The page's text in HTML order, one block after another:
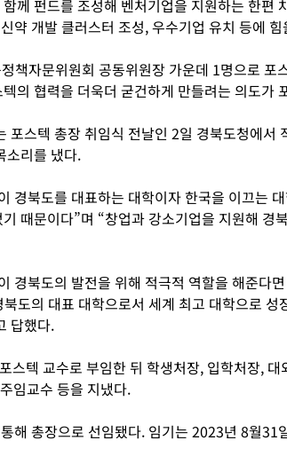
께 펀드를 조성해 벤처기업을 지원하는 한편
약 개발 클러스터 조성, 우수기업 유치 등에
책자문위원회 공동위원장 가운데 1명으로 포
의 협력을 더욱더 굳건하게 만들려는 의도가
포스텍 총장 취임식 전날인 2일 경북도청에서
소리를 냈다.
경북도를 대표하는 대학이자 한국을 이끄는
때문이다”며 “창업과 강소기업을 지원해 경
경북도의 발전을 위해 적극적 역할을 해준다
도의 대표 대학으로서 세계 최고 대학으로 성
답했다.
스텍 교수로 부임한 뒤 학생처장, 입학처장,
임교수 등을 지냈다.
해 총장으로 선임됐다. 임기는 2023년 8월31